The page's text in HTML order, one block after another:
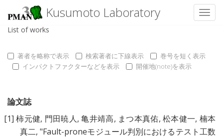
Kusumoto Laboratory
List of works
著者を略称で表示 検索著者に下線表示
巻号を短く表示
インパクトファクターなどを表示
開催地(note)を表示
論文誌
[1] 柿元健, 門田暁人,亀井靖高, まつ本真佑,松本健一, 楠本
真二, "Fault-proneモジュール判別におけるテスト工数